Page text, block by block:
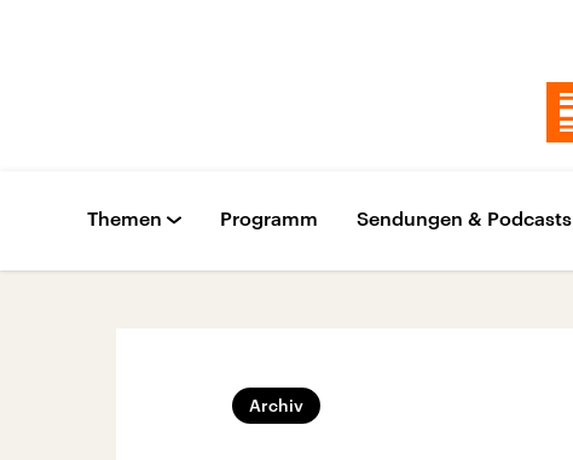
Themen Programm Sendungen & Podcasts
Archiv